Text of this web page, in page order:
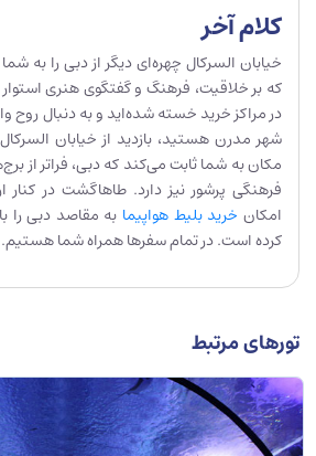
کلام آخر
خیابان السرکال چهره‌ای دیگر از دبی را به
که بر خلاقیت، فرهنگ و گفتگوی هنری
در مراکز خرید خسته شده‌اید و به دنبال روح
شهر مدرن هستید، بازدید از خیابان
مکان به شما ثابت می‌کند که دبی، فراتر از
فرهنگی پرشور نیز دارد. طاهاگشت در کنار
امکان خرید بلیط هواپیما به مقاصد دبی را
کرده است. در تمام سفرها همراه شما هستیم.
تورهای مرتبط